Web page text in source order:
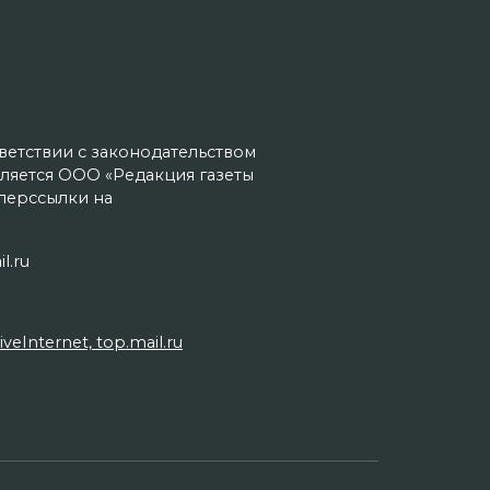
с законодательством
ООО «Редакция газеты
на
top.mail.ru